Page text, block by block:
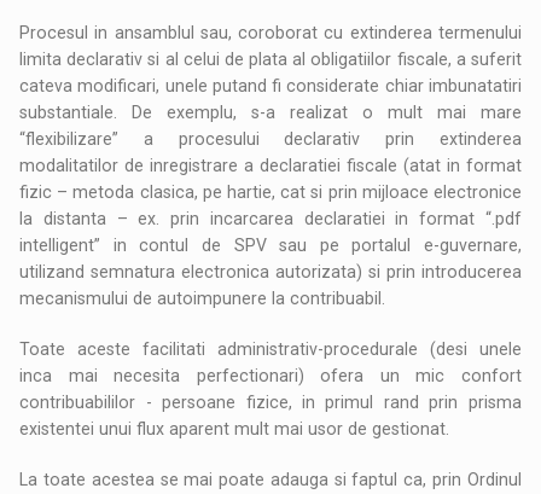
Procesul in ansamblul sau, coroborat cu extinderea termenului
limita declarativ si al celui de plata al obligatiilor fiscale, a suferit
cateva modificari, unele putand fi considerate chiar imbunatatiri
substantiale. De exemplu, s-a realizat o mult mai mare
“flexibilizare” a procesului declarativ prin extinderea
modalitatilor de inregistrare a declaratiei fiscale (atat in format
fizic – metoda clasica, pe hartie, cat si prin mijloace electronice
la distanta – ex. prin incarcarea declaratiei in format “.pdf
intelligent” in contul de SPV sau pe portalul e-guvernare,
utilizand semnatura electronica autorizata) si prin introducerea
mecanismului de autoimpunere la contribuabil.
Toate aceste facilitati administrativ-procedurale (desi unele
inca mai necesita perfectionari) ofera un mic confort
contribuabililor - persoane fizice, in primul rand prin prisma
existentei unui flux aparent mult mai usor de gestionat.
La toate acestea se mai poate adauga si faptul ca, prin Ordinul